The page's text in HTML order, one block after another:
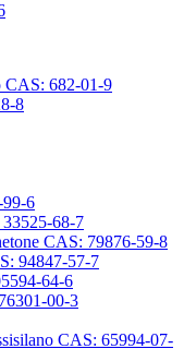
CAS: 682-01-9
8
6
68-7
CAS: 79876-59-8
94847-57-7
64-6
00-3
CAS: 65994-07-